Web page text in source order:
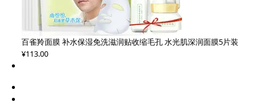
百雀羚面膜 补水保湿免洗滋润贴收缩毛孔 水光肌深润面膜5片装
¥113.00